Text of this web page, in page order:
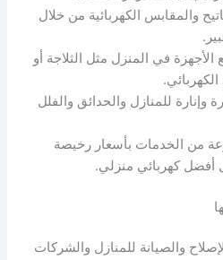
والمقابس الكهربائية من خلال
الأجهزة في المنزل مثل الثلاجة أو
وإنارة للمنازل والحدائق والفلل
من الخدمات بأسعار رخيصة
أفضل كهربائي منزلي.
والصيانة للمنازل والشركات